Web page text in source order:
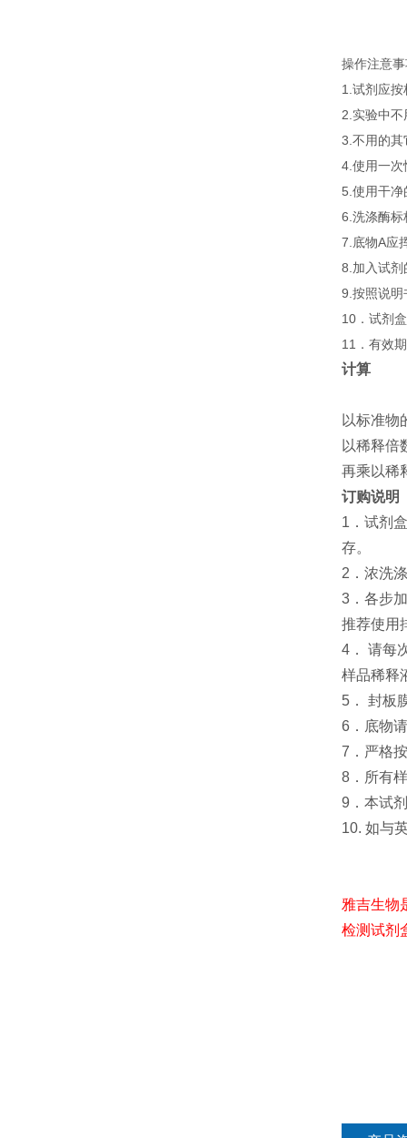
操作注意
1.试剂应
2.实验中
3.不用的其
4.使用一次
5.使用干净
6.洗涤酶标
7.底物A应
8.加入试剂
9.按照说明
10．试剂
11．有效
计算
以标准物
以稀释倍
再乘以稀
订购说明
1．试剂
存。
2．浓洗
3．各步
推荐使用
4． 请每
样品稀释
5． 封板
6．底物
7．严格
8．所有
9．本试
10. 如与
雅吉生物
检测试剂